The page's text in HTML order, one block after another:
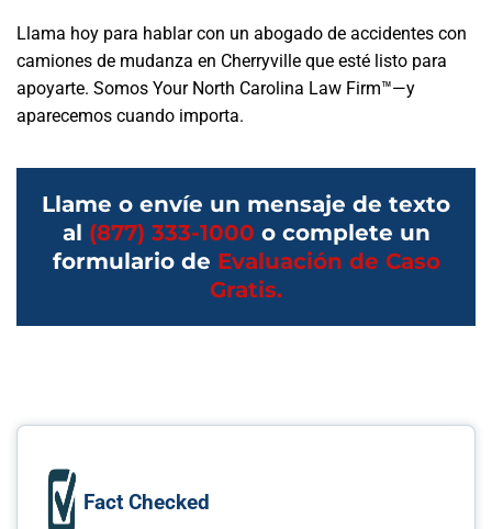
Llama hoy para hablar con un abogado de accidentes con
camiones de mudanza en Cherryville que esté listo para
apoyarte. Somos Your North Carolina Law Firm™—y
aparecemos cuando importa.
Llame o envíe un mensaje de texto
al (877) 333-1000 o complete un
formulario de Evaluación de Caso
Gratis.
Fact Checked